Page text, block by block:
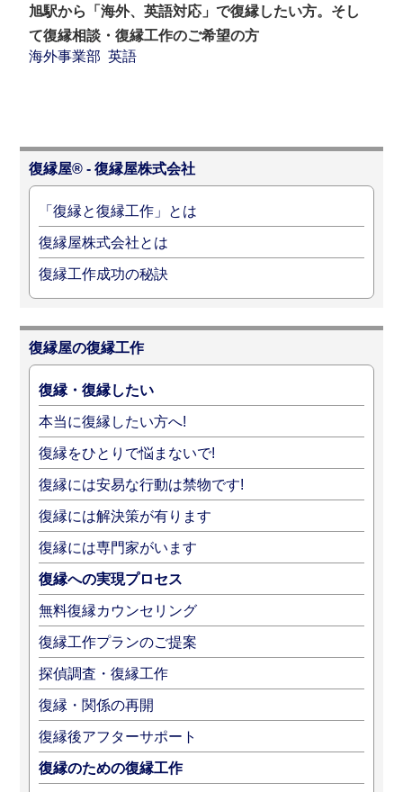
旭駅から「海外、英語対応」で復縁したい方。そし
て復縁相談・復縁工作のご希望の方
海外事業部 英語
復縁屋® - 復縁屋株式会社
「復縁と復縁工作」とは
復縁屋株式会社とは
復縁工作成功の秘訣
復縁屋の復縁工作
復縁・復縁したい
本当に復縁したい方へ!
復縁をひとりで悩まないで!
復縁には安易な行動は禁物です!
復縁には解決策が有ります
復縁には専門家がいます
復縁への実現プロセス
無料復縁カウンセリング
復縁工作プランのご提案
探偵調査・復縁工作
復縁・関係の再開
復縁後アフターサポート
復縁のための復縁工作